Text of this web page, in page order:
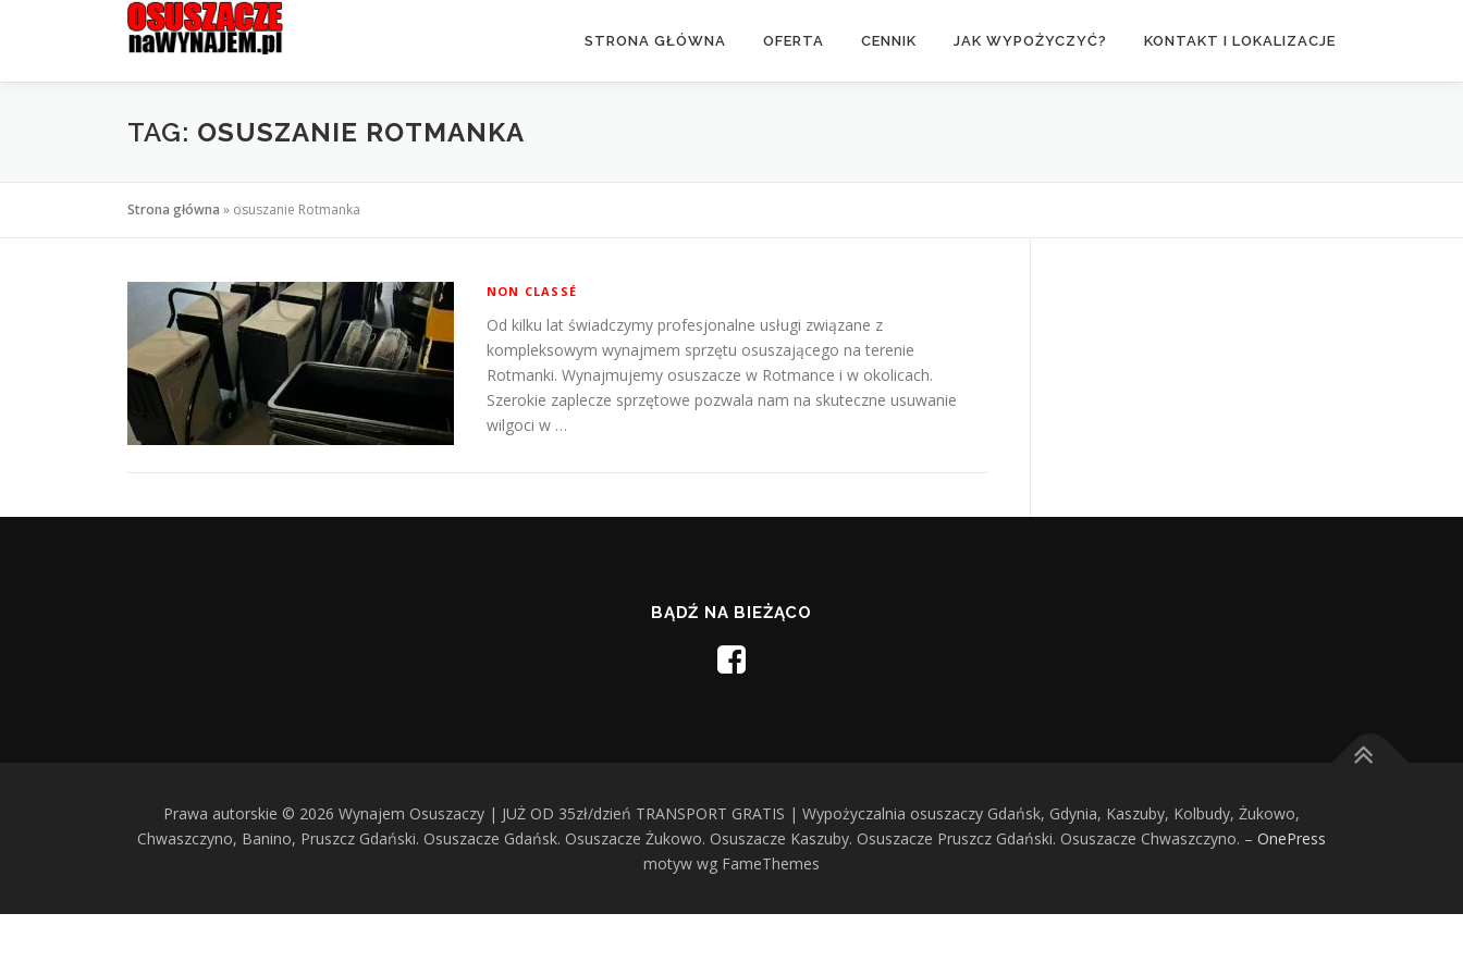
STRONA GŁÓWNA OFERTA CENNIK JAK WYPOŻYCZYĆ? KONTAKT I LOKALIZACJE
TAG: OSUSZANIE ROTMANKA
Strona główna » osuszanie Rotmanka
NON CLASSÉ
Od kilku lat świadczymy profesjonalne usługi związane z
kompleksowym wynajmem sprzętu osuszającego na terenie
Rotmanki. Wynajmujemy osuszacze w Rotmance i w okolicach.
Szerokie zaplecze sprzętowe pozwala nam na skuteczne usuwanie
wilgoci w …
BĄDŹ NA BIEŻĄCO
Prawa autorskie © 2026 Wynajem Osuszaczy | JUŻ OD 35zł/dzień TRANSPORT GRATIS | Wypożyczalnia osuszaczy Gdańsk, Gdynia, Kaszuby, Kolbudy, Żukowo,
Chwaszczyno, Banino, Pruszcz Gdański. Osuszacze Gdańsk. Osuszacze Żukowo. Osuszacze Kaszuby. Osuszacze Pruszcz Gdański. Osuszacze Chwaszczyno. – OnePress
motyw wg FameThemes